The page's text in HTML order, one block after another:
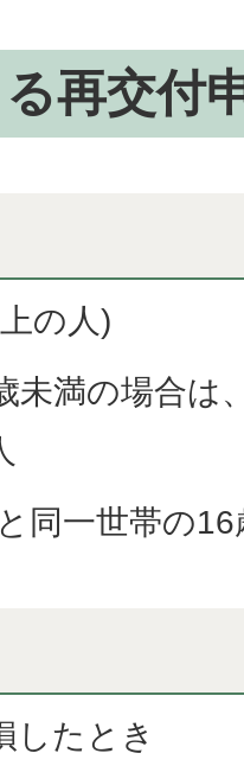
再交付
の人)
未満の場合は
同一世帯の
したとき